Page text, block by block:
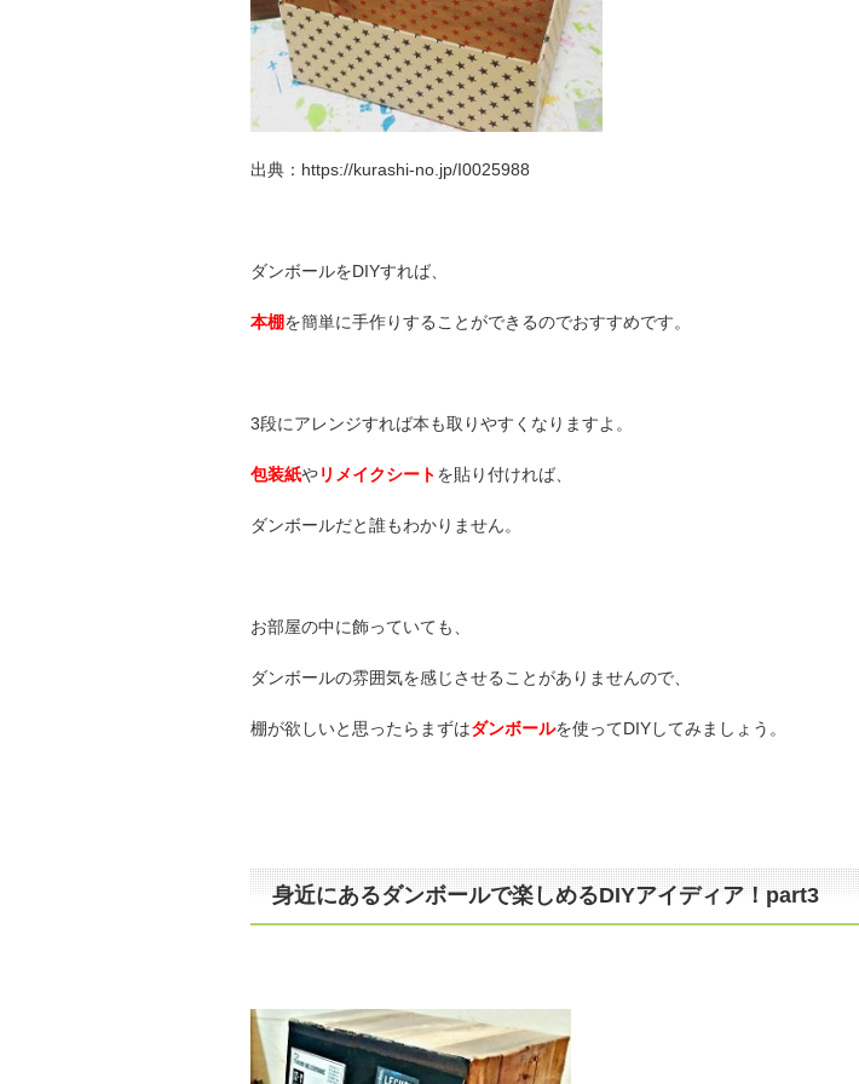
出典：https://kurashi-no.jp/I0025988
ダンボールをDIYすれば、
本棚を簡単に手作りすることができるのでおすすめです。
3段にアレンジすれば本も取りやすくなりますよ。
包装紙やリメイクシートを貼り付ければ、
ダンボールだと誰もわかりません。
お部屋の中に飾っていても、
ダンボールの雰囲気を感じさせることがありませんので、
棚が欲しいと思ったらまずはダンボールを使ってDIYしてみましょう。
身近にあるダンボールで楽しめるDIYアイディア！part3